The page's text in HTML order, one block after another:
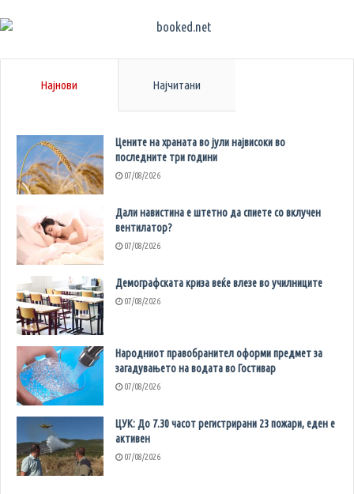
Најнови Најчитани
Цените на храната во јули највисоки во
последните три години
07/08/2026
Дали навистина е штетно да спиете со вклучен
вентилатор?
07/08/2026
Демографската криза веќе влезе во училниците
07/08/2026
Народниот правобранител оформи предмет за
загадувањето на водата во Гостивар
07/08/2026
ЦУК: До 7.30 часот регистрирани 23 пожари, еден е
активен
07/08/2026